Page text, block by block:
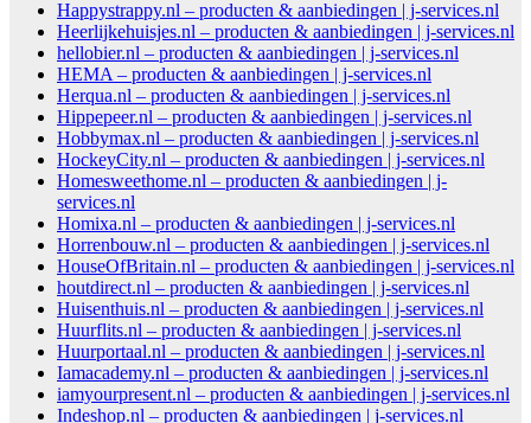
Happystrappy.nl – producten & aanbiedingen | j-services.nl
Heerlijkehuisjes.nl – producten & aanbiedingen | j-services.nl
hellobier.nl – producten & aanbiedingen | j-services.nl
HEMA – producten & aanbiedingen | j-services.nl
Herqua.nl – producten & aanbiedingen | j-services.nl
Hippepeer.nl – producten & aanbiedingen | j-services.nl
Hobbymax.nl – producten & aanbiedingen | j-services.nl
HockeyCity.nl – producten & aanbiedingen | j-services.nl
Homesweethome.nl – producten & aanbiedingen | j-
services.nl
Homixa.nl – producten & aanbiedingen | j-services.nl
Horrenbouw.nl – producten & aanbiedingen | j-services.nl
HouseOfBritain.nl – producten & aanbiedingen | j-services.nl
houtdirect.nl – producten & aanbiedingen | j-services.nl
Huisenthuis.nl – producten & aanbiedingen | j-services.nl
Huurflits.nl – producten & aanbiedingen | j-services.nl
Huurportaal.nl – producten & aanbiedingen | j-services.nl
Iamacademy.nl – producten & aanbiedingen | j-services.nl
iamyourpresent.nl – producten & aanbiedingen | j-services.nl
Indeshop.nl – producten & aanbiedingen | j-services.nl